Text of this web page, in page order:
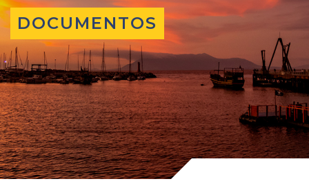
DOCUMENTOS